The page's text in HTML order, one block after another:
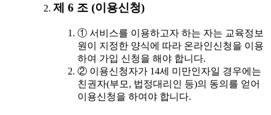
제 6 조 (이용신청)
① 서비스를 이용하고자 하는 자는 교육정보
원이 지정한 양식에 따라 온라인신청을 이용
하여 가입 신청을 해야 합니다.
② 이용신청자가 14세 미만인자일 경우에는
친권자(부모, 법정대리인 등)의 동의를 얻어
이용신청을 하여야 합니다.